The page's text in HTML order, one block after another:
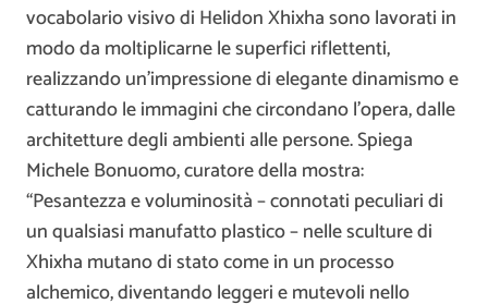
vocabolario visivo di Helidon Xhixha sono lavorati in
modo da moltiplicarne le superfici riflettenti,
realizzando un’impressione di elegante dinamismo e
catturando le immagini che circondano l’opera, dalle
architetture degli ambienti alle persone. Spiega
Michele Bonuomo, curatore della mostra:
“Pesantezza e voluminosità – connotati peculiari di
un qualsiasi manufatto plastico – nelle sculture di
Xhixha mutano di stato come in un processo
alchemico, diventando leggeri e mutevoli nello